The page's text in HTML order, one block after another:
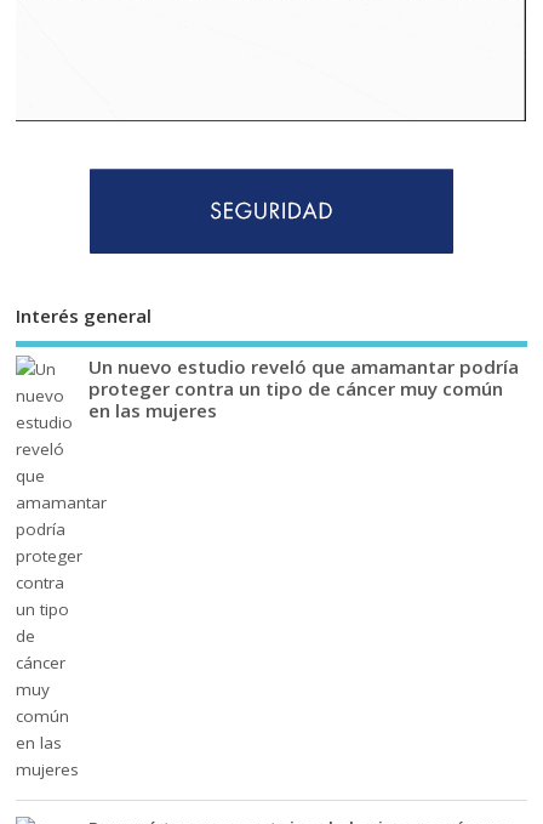
Interés general
Un nuevo estudio reveló que amamantar podría
proteger contra un tipo de cáncer muy común
en las mujeres